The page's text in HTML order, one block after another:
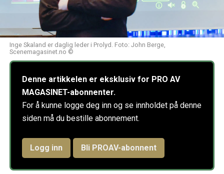
Inge Skaland er daglig leder i Prolyd. Foto: John Berge,
Scenemagasinet.no ©
Denne artikkelen er eksklusiv for PRO AV
MAGASINET-abonnenter.
For å kunne logge deg inn og se innholdet på denne
siden må du bestille abonnement.
Logg inn Bli PROAV-abonnent